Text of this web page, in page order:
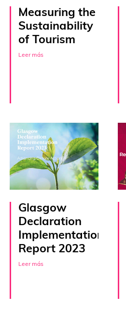
Measuring the
Sustainability
of Tourism
Leer más
Glasgow
Declaration
Implementation
Report 2023
Leer más